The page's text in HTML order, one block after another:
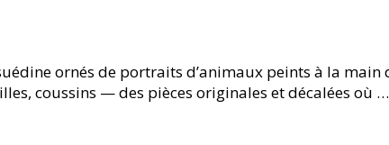
ornés de portraits d’animaux peints à la
coussins — des pièces originales et décalées où …